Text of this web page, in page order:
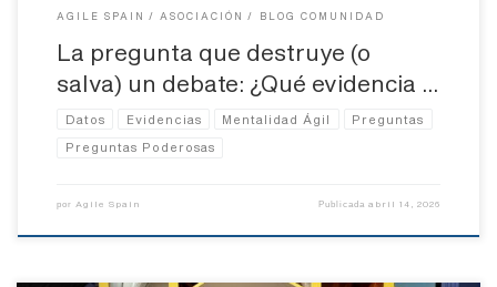
AGILE SPAIN ASOCIACIÓN BLOG COMUNIDAD
La pregunta que destruye (o
salva) un debate: ¿Qué evidencia …
Datos Evidencias Mentalidad Ágil
Preguntas
Preguntas Poderosas
por Agile Spain Publicadaabril 14, 2026